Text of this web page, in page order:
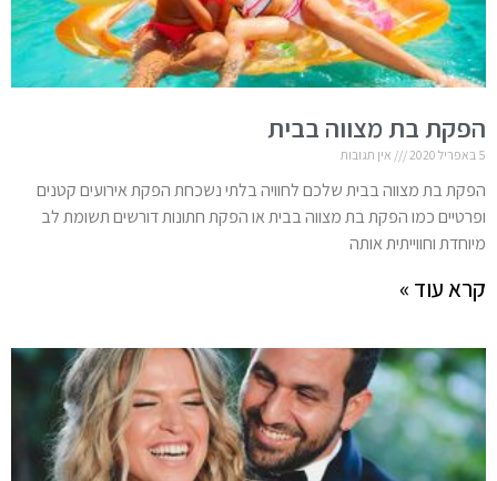
הפקת בת מצווה בבית
5 באפריל 2020 אין תגובות
הפקת בת מצווה בבית שלכם לחוויה בלתי נשכחת הפקת אירועים קטנים
ופרטיים כמו הפקת בת מצווה בבית או הפקת חתונות דורשים תשומת לב
מיוחדת וחווייתית אותה
קרא עוד »